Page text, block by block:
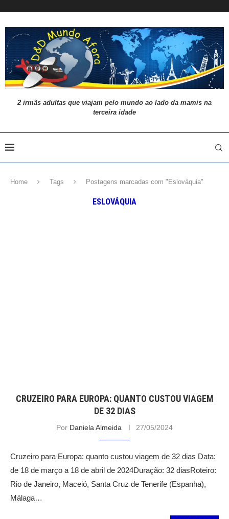
2 irmãs adultas que viajam pelo mundo ao lado da mamis na
terceira idade
Home Tags Postagens marcadas com "Eslováquia"
ESLOVÁQUIA
CRUZEIRO PARA EUROPA: QUANTO CUSTOU VIAGEM
DE 32 DIAS
Por Daniela Almeida 27/05/2024
Cruzeiro para Europa: quanto custou viagem de 32 dias Data:
de 18 de março a 18 de abril de 2024Duração: 32 diasRoteiro:
Rio de Janeiro, Maceió, Santa Cruz de Tenerife (Espanha),
Málaga…